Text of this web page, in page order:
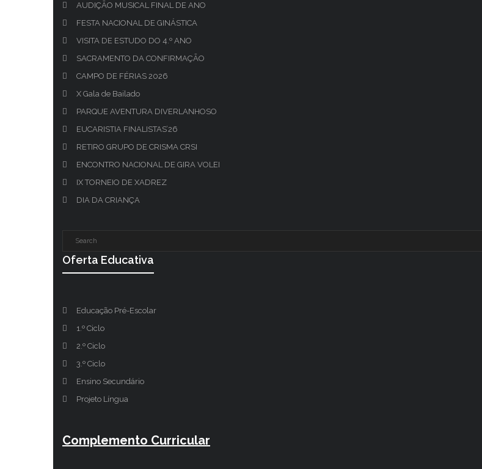
AUDIÇÃO MUSICAL FINAL DE ANO
FESTA NACIONAL DE GINÁSTICA
VISITA DE ESTUDO DO 4.º ANO
SACRAMENTO DA CONFIRMAÇÃO
CAMPO DE FÉRIAS 2026
X Gala de Bailado
PARQUE AVENTURA DIVERLANHOSO
EUCARISTIA FINALISTAS’26
RETIRO GRUPO DE CRISMA CRSI
ENCONTRO NACIONAL DE GIRA VOLEI
IX TORNEIO DE XADREZ
DIA DA CRIANÇA
Oferta Educativa
Educação Pré-Escolar
1.º Ciclo
2.º Ciclo
3.º Ciclo
Ensino Secundário
Projeto Língua
Complemento Curricular